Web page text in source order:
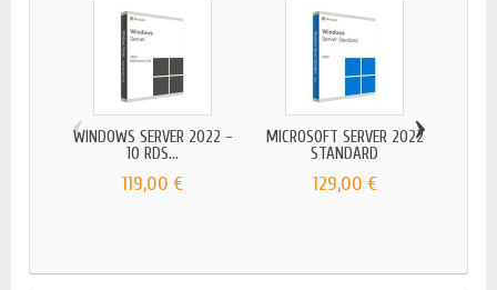
WINDOWS SERVER 2022 -
10 RDS...
119,00 €
MICROSOFT SERVER 2022
STANDARD
129,00 €
‹ ›